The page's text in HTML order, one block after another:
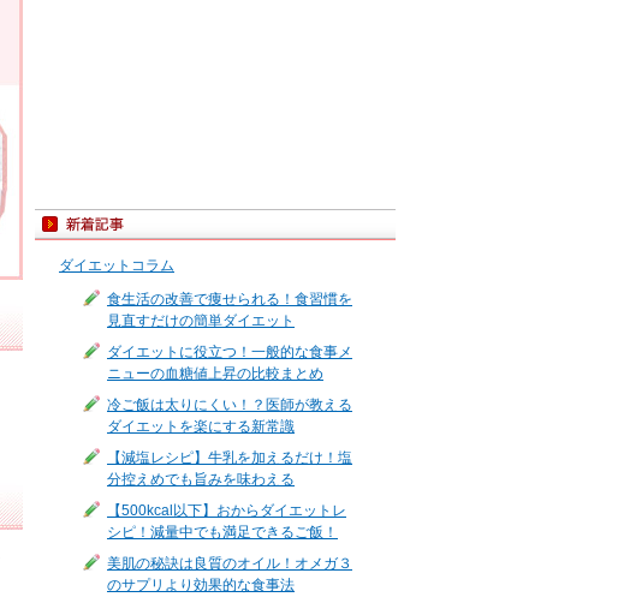
ダイエットコラム
食生活の改善で痩せられる！食習慣を
見直すだけの簡単ダイエット
ダイエットに役立つ！一般的な食事メ
ニューの血糖値上昇の比較まとめ
冷ご飯は太りにくい！？医師が教える
ダイエットを楽にする新常識
【減塩レシピ】牛乳を加えるだけ！塩
分控えめでも旨みを味わえる
【500kcal以下】おからダイエットレ
シピ！減量中でも満足できるご飯！
美肌の秘訣は良質のオイル！オメガ３
のサプリより効果的な食事法